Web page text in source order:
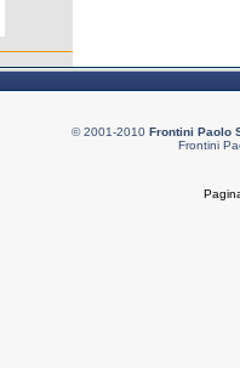
© 2001-2010 Frontini Paolo
Frontini